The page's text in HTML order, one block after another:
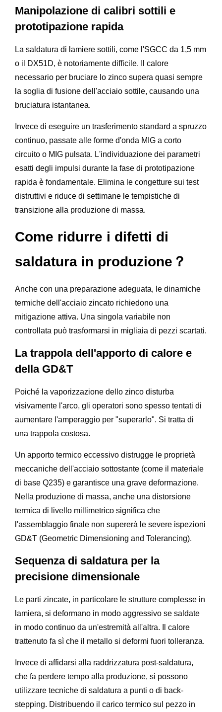
Manipolazione di calibri sottili e
prototipazione rapida
La saldatura di lamiere sottili, come l'SGCC da 1,5 mm
o il DX51D, è notoriamente difficile. Il calore
necessario per bruciare lo zinco supera quasi sempre
la soglia di fusione dell'acciaio sottile, causando una
bruciatura istantanea.
Invece di eseguire un trasferimento standard a spruzzo
continuo, passate alle forme d'onda MIG a corto
circuito o MIG pulsata. L'individuazione dei parametri
esatti degli impulsi durante la fase di prototipazione
rapida è fondamentale. Elimina le congetture sui test
distruttivi e riduce di settimane le tempistiche di
transizione alla produzione di massa.
Come ridurre i difetti di
saldatura in produzione？
Anche con una preparazione adeguata, le dinamiche
termiche dell'acciaio zincato richiedono una
mitigazione attiva. Una singola variabile non
controllata può trasformarsi in migliaia di pezzi scartati.
La trappola dell'apporto di calore e
della GD&T
Poiché la vaporizzazione dello zinco disturba
visivamente l'arco, gli operatori sono spesso tentati di
aumentare l'amperaggio per "superarlo". Si tratta di
una trappola costosa.
Un apporto termico eccessivo distrugge le proprietà
meccaniche dell'acciaio sottostante (come il materiale
di base Q235) e garantisce una grave deformazione.
Nella produzione di massa, anche una distorsione
termica di livello millimetrico significa che
l'assemblaggio finale non supererà le severe ispezioni
GD&T (Geometric Dimensioning and Tolerancing).
Sequenza di saldatura per la
precisione dimensionale
Le parti zincate, in particolare le strutture complesse in
lamiera, si deformano in modo aggressivo se saldate
in modo continuo da un'estremità all'altra. Il calore
trattenuto fa sì che il metallo si deformi fuori tolleranza.
Invece di affidarsi alla raddrizzatura post-saldatura,
che fa perdere tempo alla produzione, si possono
utilizzare tecniche di saldatura a punti o di back-
stepping. Distribuendo il carico termico sul pezzo in